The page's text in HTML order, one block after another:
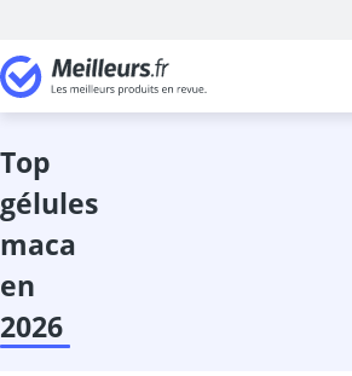
Meilleurs
top
gélules
maca
en
2026